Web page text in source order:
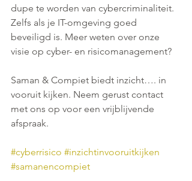
dupe te worden van cybercriminaliteit.
Zelfs als je IT-omgeving goed
beveiligd is. Meer weten over onze
visie op cyber- en risicomanagement?
Saman & Compiet biedt inzicht…. in
vooruit kijken. Neem gerust contact
met ons op voor een vrijblijvende
afspraak.
#cyberrisico #inzichtinvooruitkijken
#samanencompiet